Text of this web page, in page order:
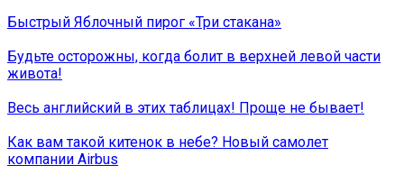
Быстрый Яблочный пирог «Три стакана»
Будьте осторожны, когда болит в верхней левой части
живота!
Весь английский в этих таблицах! Проще не бывает!
Как вам такой китенок в небе? Новый самолет
компании Airbus